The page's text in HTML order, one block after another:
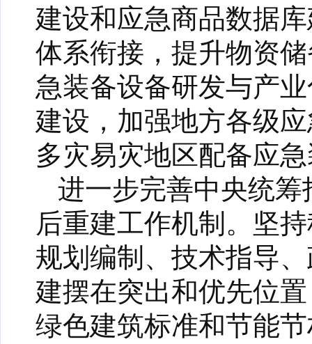
建设和应急商品数据
体系衔接，提升物资
急装备设备研发与产
建设，加强地方各级
多灾易灾地区配备应
进一步完善中央统
后重建工作机制。坚
规划编制、技术指导
建摆在突出和优先位
绿色建筑标准和节能